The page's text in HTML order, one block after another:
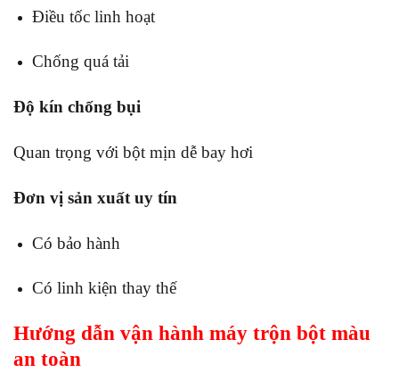
Điều tốc linh hoạt
Chống quá tải
Độ kín chống bụi
Quan trọng với bột mịn dễ bay hơi
Đơn vị sản xuất uy tín
Có bảo hành
Có linh kiện thay thế
Hướng dẫn vận hành máy trộn bột màu
an toàn